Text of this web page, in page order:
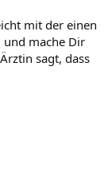
mit der einen
mache Dir
sagt, dass